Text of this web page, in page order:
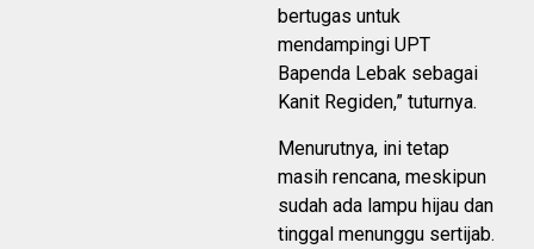
bertugas untuk
mendampingi UPT
Bapenda Lebak sebagai
Kanit Regiden,” tuturnya.
Menurutnya, ini tetap
masih rencana, meskipun
sudah ada lampu hijau dan
tinggal menunggu sertijab.